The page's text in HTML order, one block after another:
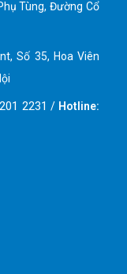
Tùng, Đường Cổ
Số 35, Hoa Viên
2231 / Hotline: